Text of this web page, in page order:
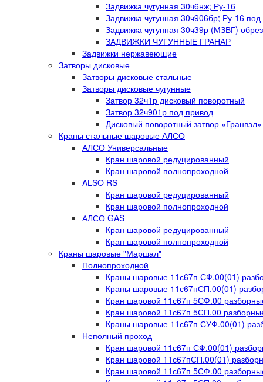
Задвижка чугунная 30ч6нж; Ру-16
Задвижка чугунная 30ч906бр; Ру-16 под
Задвижка чугунная 30ч39р (МЗВГ)
ЗАДВИЖКИ ЧУГУННЫЕ ГРАНАР
Задвижки нержавеющие
Затворы дисковые
Затворы дисковые стальные
Затворы дисковые чугунные
Затвор 32ч1р дисковый поворотный
Затвор 32ч901р под привод
Дисковый поворотный затвор «Гранвэл»
Краны стальные шаровые АЛСО
АЛСО Универсальные
Кран шаровой редуцированный
Кран шаровой полнопроходной
ALSO RS
Кран шаровой редуцированный
Кран шаровой полнопроходной
АЛСО GAS
Кран шаровой редуцированный
Кран шаровой полнопроходной
Краны шаровые "Маршал"
Полнопроходной
Краны шаровые 11с67п СФ.00(01)
Краны шаровые 11с67пСП.00(01)
Кран шаровой 11с67п 5СФ.00
Кран шаровой 11с67п 5СП.00
Краны шаровые 11с67п СУФ.00(01)
Неполный проход
Кран шаровой 11с67п СФ.00(01)
Кран шаровой 11с67пСП.00(01)
Кран шаровой 11с67п 5СФ.00